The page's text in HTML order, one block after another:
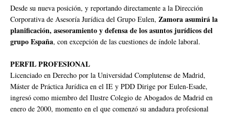
Desde su nueva posición, y reportando directamente a la Dirección
Corporativa de Asesoría Jurídica del Grupo Eulen, Zamora asumirá la
planificación, asesoramiento y defensa de los asuntos jurídicos del
grupo España, con excepción de las cuestiones de índole laboral.
PERFIL PROFESIONAL
Licenciado en Derecho por la Universidad Complutense de Madrid,
Máster de Práctica Jurídica en el IE y PDD Dirige por Eulen-Esade,
ingresó como miembro del Ilustre Colegio de Abogados de Madrid en
enero de 2000, momento en el que comenzó su andadura profesional